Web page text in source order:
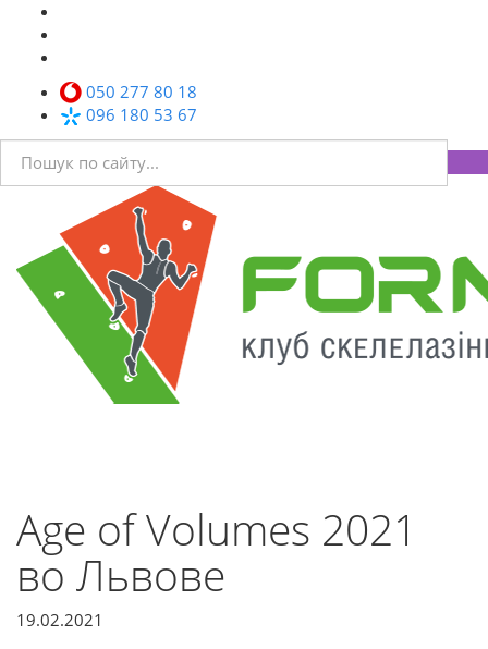
050 277 80 18
096 180 53 67
Age of Volumes 2021
во Львове
19.02.2021